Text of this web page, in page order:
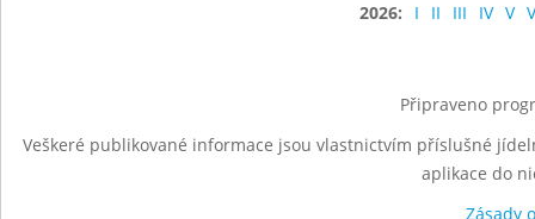
2026:
I II III IV V
Připraveno
Veškeré publikované informace jsou vlastnictvím příslušné
aplikace do
Zásady